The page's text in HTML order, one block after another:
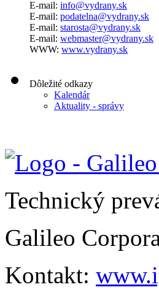
E-mail: info@vydrany.sk
E-mail: podatelna@vydrany.sk
E-mail: starosta@vydrany.sk
E-mail: webmaster@vydrany.sk
WWW: www.vydrany.sk
Dôležité odkazy
Kalendár
Aktuality - správy
Technický
Galileo
Kontakt: